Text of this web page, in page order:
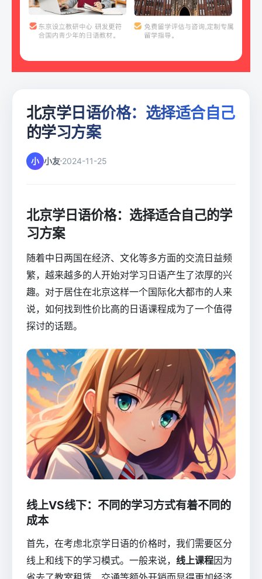
北京学日语价格：选择适合自己
的学习方案
小 小友 2024-11-25
北京学日语价格：选择适合自己的学
习方案
随着中日两国在经济、文化等多方面的交流日益频
繁，越来越多的人开始对学习日语产生了浓厚的兴
趣。对于居住在北京这样一个国际化大都市的人来
说，如何找到性价比高的日语课程成为了一个值得
探讨的话题。
线上VS线下：不同的学习方式有着不同的
成本
首先，在考虑北京学日语的价格时，我们需要区分
线上和线下的学习模式。一般来说， 线上课程因为